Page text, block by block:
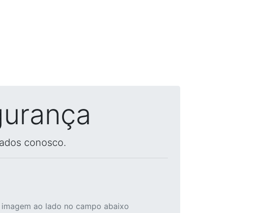
conosco.
ao lado no campo abaixo